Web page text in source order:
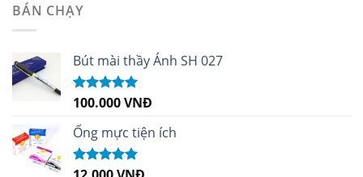
BÁN CHẠY
Bút mài thầy Ánh SH 027
Được xếp
sao
100.000VNĐ
Ống mực tiện ích
Được xếp